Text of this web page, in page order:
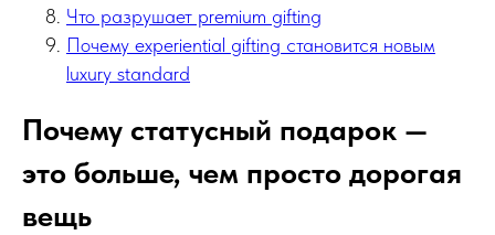
Что разрушает premium gifting
Почему experiential gifting становится новым
luxury standard
Почему статусный подарок —
это больше, чем просто дорогая
вещь